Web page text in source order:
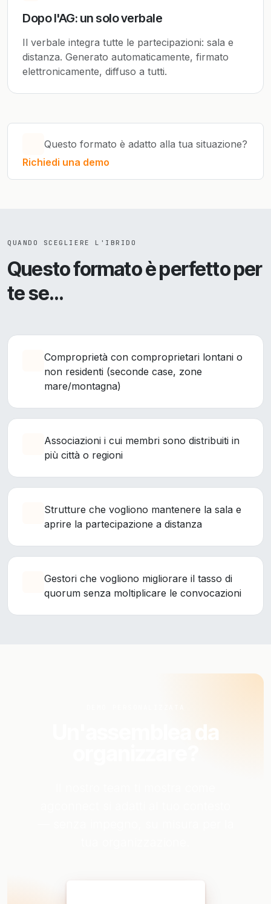
Dopo l'AG: un solo verbale
Il verbale integra tutte le partecipazioni: sala e
distanza. Generato automaticamente, firmato
elettronicamente, diffuso a tutti.
Questo formato è adatto alla tua situazione?
Richiedi una demo
QUANDO SCEGLIERE L'IBRIDO
Questo formato è perfetto per
te se…
Comproprietà con comproprietari lontani o
non residenti (seconde case, zone
mare/montagna)
Associazioni i cui membri sono distribuiti in
più città o regioni
Strutture che vogliono mantenere la sala e
aprire la partecipazione a distanza
Gestori che vogliono migliorare il tasso di
quorum senza moltiplicare le convocazioni
Un'assemblea da